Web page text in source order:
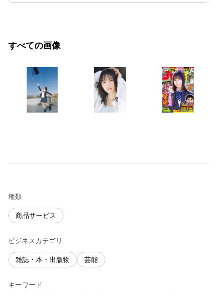
すべての画像
種類
商品サービス
ビジネスカテゴリ
雑誌・本・出版物 芸能
キーワード